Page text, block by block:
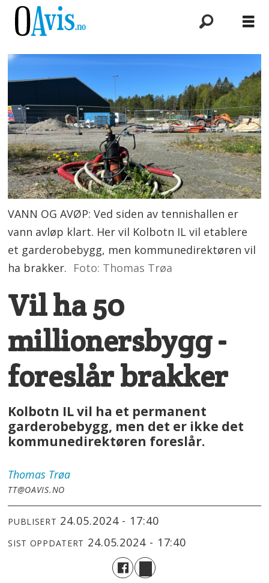
VANN OG AVØP: Ved siden av tennishallen er
vann avløp klart. Her vil Kolbotn IL vil etablere
et garderobebygg, men kommunedirektøren vil
ha brakker. Foto: Thomas Trøa
Vil ha 50
millionersbygg -
foreslår brakker
Kolbotn IL vil ha et permanent
garderobebygg, men det er ikke det
kommunedirektøren foreslår.
Thomas Trøa
TT@OAVIS.NO
PUBLISERT 24.05.2024 - 17:40
SIST OPPDATERT 24.05.2024 - 17:40